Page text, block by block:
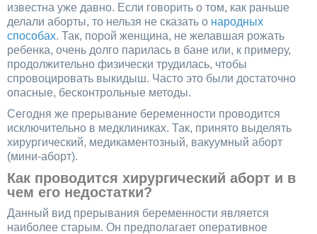
известна уже давно. Если говорить о том, как раньше
делали аборты, то нельзя не сказать о народных
способах. Так, порой женщина, не желавшая рожать
ребенка, очень долго парилась в бане или, к примеру,
продолжительно физически трудилась, чтобы
спровоцировать выкидыш. Часто это были достаточно
опасные, бесконтрольные методы.
Сегодня же прерывание беременности проводится
исключительно в медклиниках. Так, принято выделять
хирургический, медикаментозный, вакуумный аборт
(мини-аборт).
Как проводится хирургический аборт и в
чем его недостатки?
Данный вид прерывания беременности является
наиболее старым. Он предполагает оперативное